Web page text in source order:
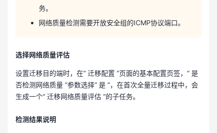
务。
网络质量检测需要开放安全组的ICMP协议端口。
选择网络质量评估
设置迁移目的端时，在“ 迁移配置 ”页面的基本配置页签，“ 是
否检测网络质量 ”参数选择“ 是 ”，在首次全量迁移过程中，会
生成一个“ 迁移网络质量评估 ”的子任务。
检测结果说明